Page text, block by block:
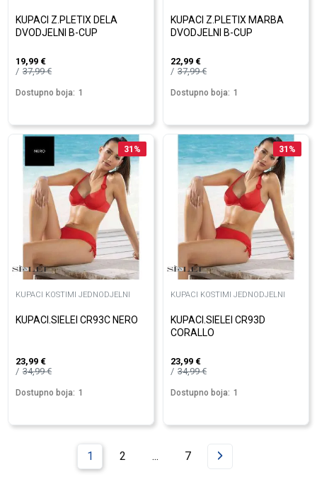
KUPACI Z.PLETIX DELA
DVODJELNI B-CUP
19,99 €
37,99€
Dostupno boja: 1
KUPACI Z.PLETIX MARBA
DVODJELNI B-CUP
22,99 €
37,99€
Dostupno boja: 1
31 %
KUPACI KOSTIMI JEDNODJELNI
KUPACI.SIELEI CR93C NERO
23,99 €
34,99€
Dostupno boja: 1
31 %
KUPACI KOSTIMI JEDNODJELNI
KUPACI.SIELEI CR93D
CORALLO
23,99 €
34,99€
Dostupno boja: 1
1 2 ... 7